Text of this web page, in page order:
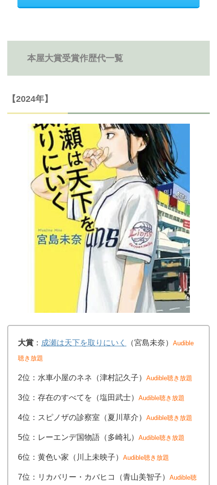
本屋大賞受賞作歴代一覧
【2024年】
大賞 ： 成瀬は天下を取りにいく （宮島未奈） Audible
聴き放題
2位：水車小屋のネネ（津村記久子） Audible聴き放題
3位：存在のすべてを（塩田武士） Audible聴き放題
4位：スピノザの診察室（夏川草介） Audible聴き放題
5位：レーエンデ国物語（多崎礼） Audible聴き放題
6位：黄色い家（川上未映子） Audible聴き放題
7位：リカバリー・カバヒコ（青山美智子） Audible聴